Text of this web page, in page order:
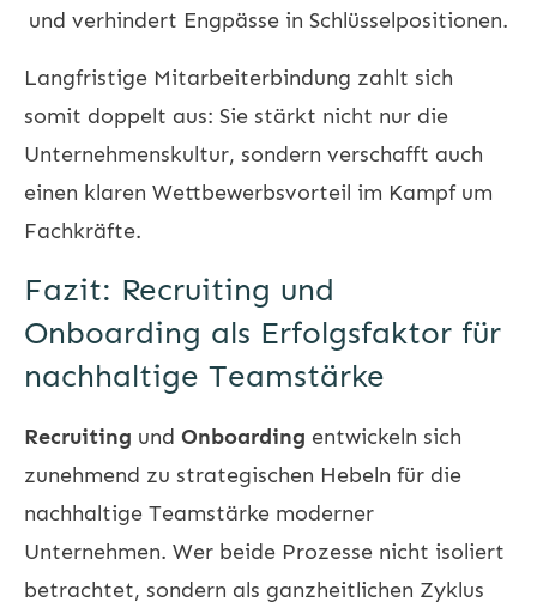
und verhindert Engpässe in Schlüsselpositionen.
Langfristige Mitarbeiterbindung zahlt sich
somit doppelt aus: Sie stärkt nicht nur die
Unternehmenskultur, sondern verschafft auch
einen klaren Wettbewerbsvorteil im Kampf um
Fachkräfte.
Fazit: Recruiting und
Onboarding als Erfolgsfaktor für
nachhaltige Teamstärke
Recruiting und Onboarding entwickeln sich
zunehmend zu strategischen Hebeln für die
nachhaltige Teamstärke moderner
Unternehmen. Wer beide Prozesse nicht isoliert
betrachtet, sondern als ganzheitlichen Zyklus